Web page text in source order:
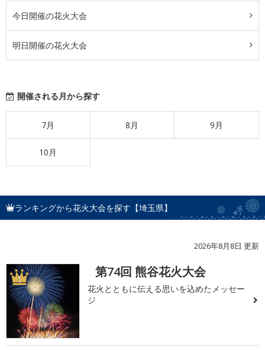
今日開催の花火大会
明日開催の花火大会
開催される月から探す
7月 8月 9月
10月
ランキングから花火大会を探す【埼玉県】
2026年8月8日 更新
1 第74回 熊谷花火大会
花火とともに伝える思いを込めたメッセー
ジ